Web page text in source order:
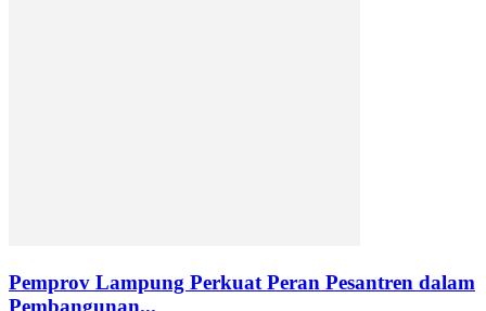
Pemprov Lampung Perkuat Peran Pesantren dalam
Pembangunan...